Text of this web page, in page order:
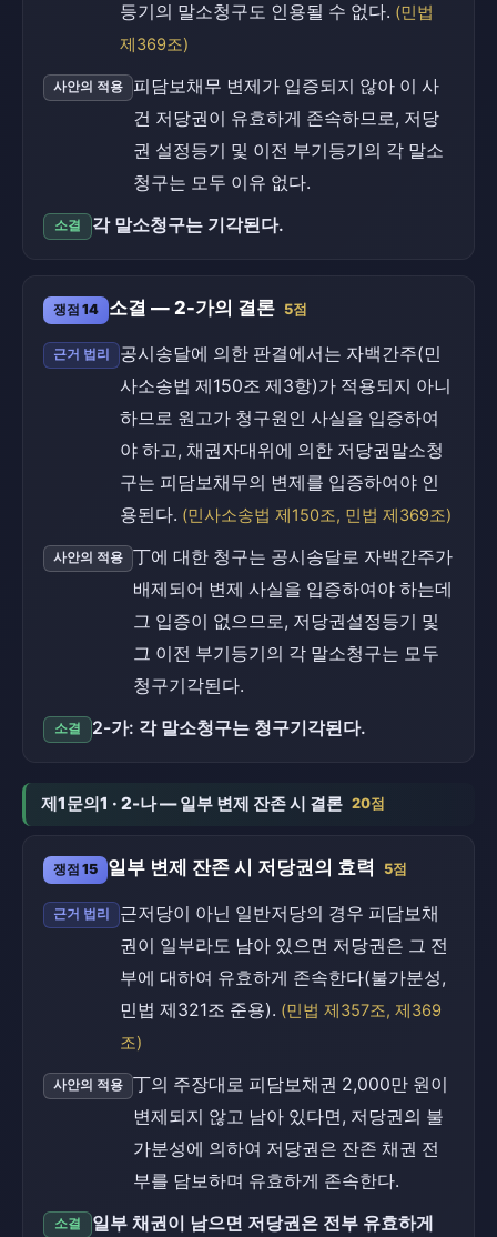
등기의 말소청구도 인용될 수 없다. (민법
제369조)
사안의 적용
피담보채무 변제가 입증되지 않아 이 사
건 저당권이 유효하게 존속하므로, 저당
권 설정등기 및 이전 부기등기의 각 말소
청구는 모두 이유 없다.
소결 각 말소청구는 기각된다.
쟁점 14 소결 — 2-가의 결론 5점
근거 법리
공시송달에 의한 판결에서는 자백간주(민
사소송법 제150조 제3항)가 적용되지 아니
하므로 원고가 청구원인 사실을 입증하여
야 하고, 채권자대위에 의한 저당권말소청
구는 피담보채무의 변제를 입증하여야 인
용된다. (민사소송법 제150조, 민법 제369조)
사안의 적용
丁에 대한 청구는 공시송달로 자백간주가
배제되어 변제 사실을 입증하여야 하는데
그 입증이 없으므로, 저당권설정등기 및
그 이전 부기등기의 각 말소청구는 모두
청구기각된다.
소결 2-가: 각 말소청구는 청구기각된다.
제1문의1 · 2-나 — 일부 변제 잔존 시 결론 20점
쟁점 15 일부 변제 잔존 시 저당권의 효력 5점
근거 법리
근저당이 아닌 일반저당의 경우 피담보채
권이 일부라도 남아 있으면 저당권은 그 전
부에 대하여 유효하게 존속한다(불가분성,
민법 제321조 준용). (민법 제357조, 제369
조)
사안의 적용
丁의 주장대로 피담보채권 2,000만 원이
변제되지 않고 남아 있다면, 저당권의 불
가분성에 의하여 저당권은 잔존 채권 전
부를 담보하며 유효하게 존속한다.
소결
일부 채권이 남으면 저당권은 전부 유효하게